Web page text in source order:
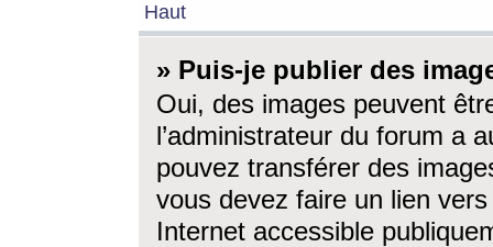
Haut
» Puis-je publier des
Oui, des images peuvent
l’administrateur du forum a
pouvez transférer des
vous devez faire un lien
Internet accessible